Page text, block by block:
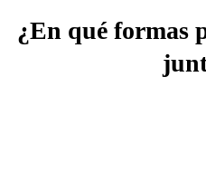
¿En qué formas